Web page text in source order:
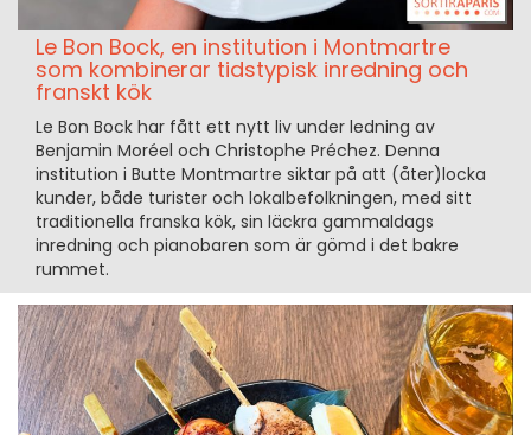
Le Bon Bock, en institution i Montmartre
som kombinerar tidstypisk inredning och
franskt kök
Le Bon Bock har fått ett nytt liv under ledning av
Benjamin Moréel och Christophe Préchez. Denna
institution i Butte Montmartre siktar på att (åter)locka
kunder, både turister och lokalbefolkningen, med sitt
traditionella franska kök, sin läckra gammaldags
inredning och pianobaren som är gömd i det bakre
rummet.